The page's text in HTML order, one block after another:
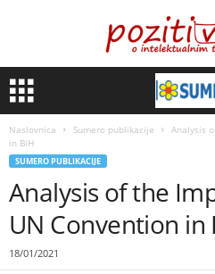
Naslovnica Sumero publikacije
Analysis
in BiH
SUMERO PUBLIKACIJE
Analysis of the
UN Convention in
18/01/2021